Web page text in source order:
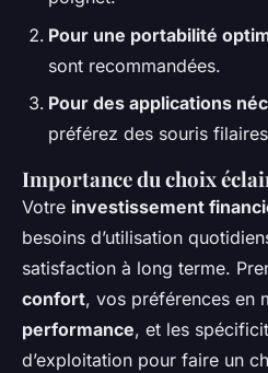
Pour une portabilité
sont recommandées.
Pour des applications
préférez des souris
Importance du choix
Votre investissement
besoins d’utilisation
satisfaction à long terme.
confort, vos préférences en
performance, et les
d’exploitation pour faire un